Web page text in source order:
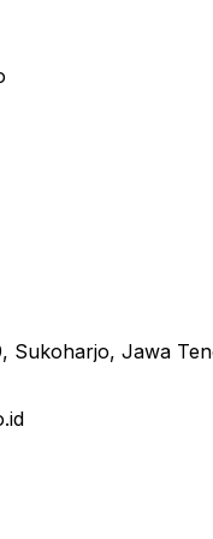
Sukoharjo, Jawa